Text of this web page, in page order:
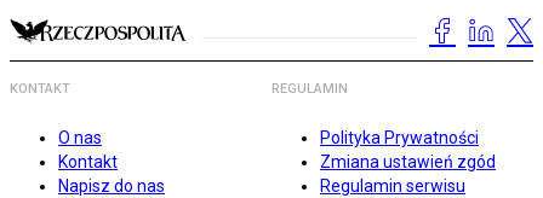
KONTAKT
O nas
Kontakt
Napisz do nas
REGULAMIN
Polityka Prywatności
Zmiana ustawień zgód
Regulamin serwisu